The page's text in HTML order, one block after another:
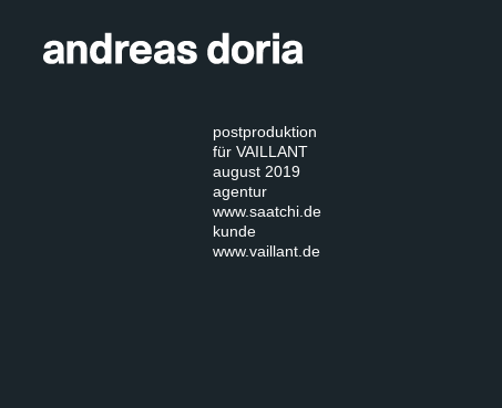
postproduktion
für VAILLANT
august 2019
agentur
www.saatchi.de
kunde
www.vaillant.de